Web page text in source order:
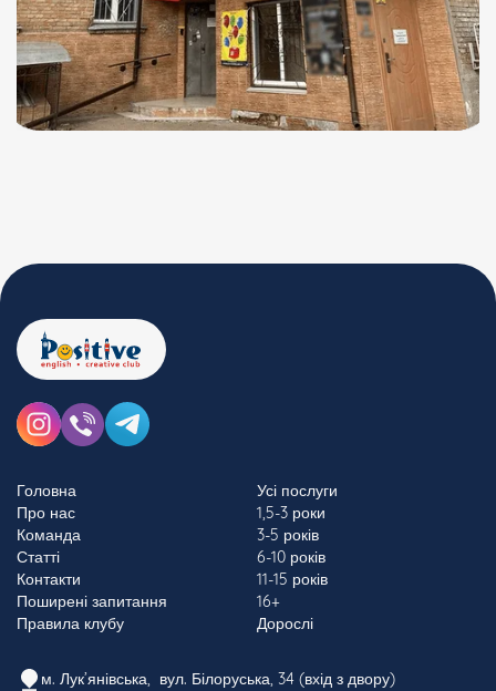
м. Лук’янівська, вул. Білоруська, 34 (вхід з двору)
Головна
Про нас
Команда
Статті
Контакти
Поширені запитання
Правила клубу
Усі послуги
1,5-3 роки
3-5 років
6-10 років
11-15 років
16+
Дорослі